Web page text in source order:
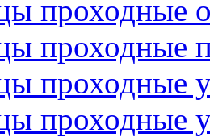
проходные
проходные
проходные
проходные